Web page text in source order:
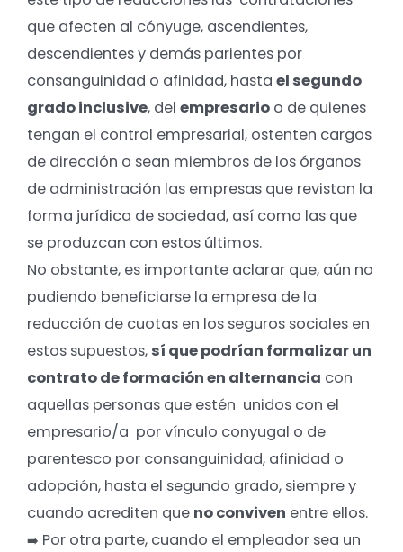
QUE UN CONTRATO...
bien en tu empresa es muy fácil con los Contratos de
Formación en Alternancia.
que afecten al cónyuge, ascendientes,
descendientes y demás parientes por
consanguinidad o afinidad, hasta el segundo
grado inclusive, del empresario o de quienes
tengan el control empresarial, ostenten cargos
de dirección o sean miembros de los órganos
de administración las empresas que revistan la
forma jurídica de sociedad, así como las que
se produzcan con estos últimos.
No obstante, es importante aclarar que, aún no
pudiendo beneficiarse la empresa de la
reducción de cuotas en los seguros sociales en
estos supuestos,sí que podrían formalizar un
contrato de formación en alternancia con
aquellas personas que estén unidos con el
empresario/a por vínculo conyugal o de
parentesco por consanguinidad, afinidad o
adopción, hasta el segundo grado, siempre y
cuando acrediten que no conviven entre ellos.
➡️ Por otra parte, cuando el empleador sea un